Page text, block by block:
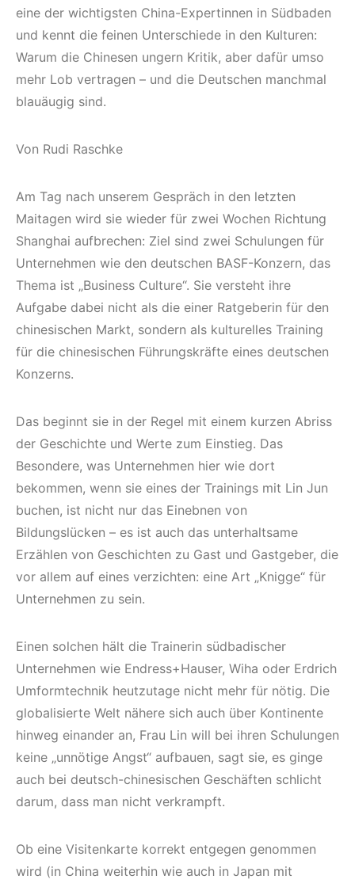
eine der wichtigsten China-Expertinnen in Südbaden
und kennt die feinen Unterschiede in den Kulturen:
Warum die Chinesen ungern Kritik, aber dafür umso
mehr Lob vertragen – und die Deutschen manchmal
blauäugig sind.
Von Rudi Raschke
Am Tag nach unserem Gespräch in den letzten
Maitagen wird sie wieder für zwei Wochen Richtung
Shanghai aufbrechen: Ziel sind zwei Schulungen für
Unternehmen wie den deutschen BASF-Konzern, das
Thema ist „Business Culture“. Sie versteht ihre
Aufgabe dabei nicht als die einer Ratgeberin für den
chinesischen Markt, sondern als kulturelles Training
für die chinesischen Führungskräfte eines deutschen
Konzerns.
Das beginnt sie in der Regel mit einem kurzen Abriss
der Geschichte und Werte zum Einstieg. Das
Besondere, was Unternehmen hier wie dort
bekommen, wenn sie eines der Trainings mit Lin Jun
buchen, ist nicht nur das Einebnen von
Bildungslücken – es ist auch das unterhaltsame
Erzählen von Geschichten zu Gast und Gastgeber, die
vor allem auf eines verzichten: eine Art „Knigge“ für
Unternehmen zu sein.
Einen solchen hält die Trainerin südbadischer
Unternehmen wie Endress+Hauser, Wiha oder Erdrich
Umformtechnik heutzutage nicht mehr für nötig. Die
globalisierte Welt nähere sich auch über Kontinente
hinweg einander an, Frau Lin will bei ihren Schulungen
keine „unnötige Angst“ aufbauen, sagt sie, es ginge
auch bei deutsch-chinesischen Geschäften schlicht
darum, dass man nicht verkrampft.
Ob eine Visitenkarte korrekt entgegen genommen
wird (in China weiterhin wie auch in Japan mit